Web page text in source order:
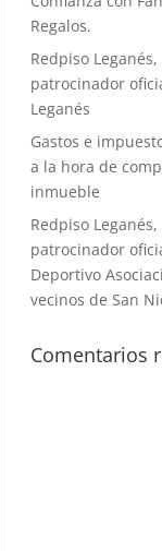
Regalos.
Redpiso Leganés,
patrocinador
Leganés
Gastos e
a la hora de
inmueble
Redpiso Leganés,
patrocinador
Deportivo
vecinos de San
Comentarios